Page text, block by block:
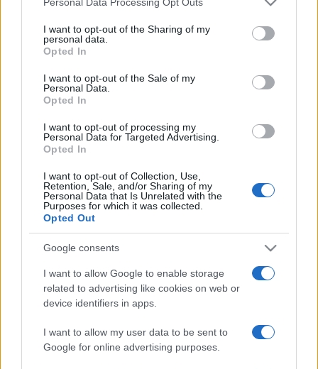
not limited to your visit or usage behaviour. You may click to
grant or deny consent to Google and its third-party tags to
use your data for below specified purposes in below Google
consent section.
I want to opt-out of the Sharing of my
personal data.
Opted In
I want to opt-out of the Sale of my
Personal Data.
Opted In
I want to opt-out of processing my
Personal Data for Targeted Advertising.
Opted In
I want to opt-out of Collection, Use,
Retention, Sale, and/or Sharing of my
Personal Data that Is Unrelated with the
Purposes for which it was collected.
Opted Out
Google consents
I want to allow Google to enable storage
related to advertising like cookies on web or
device identifiers in apps.
I want to allow my user data to be sent to
Google for online advertising purposes.
Helyi hírek
másodfokúra csökken a riasztás
Országos hírek
Egyetem
HÍRDETÉS
HÍRDETÉS
LEGOLVASOTTABB